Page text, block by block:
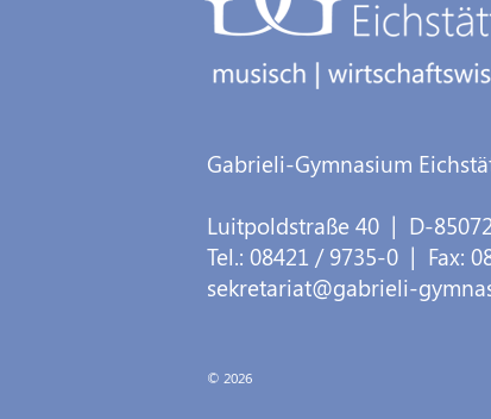
Gabrieli-Gymnasium
Luitpoldstraße 40 | D-85072
Tel.:08421 / 9735-0 | Fax:
sekretariat@gabrieli-
© 2026